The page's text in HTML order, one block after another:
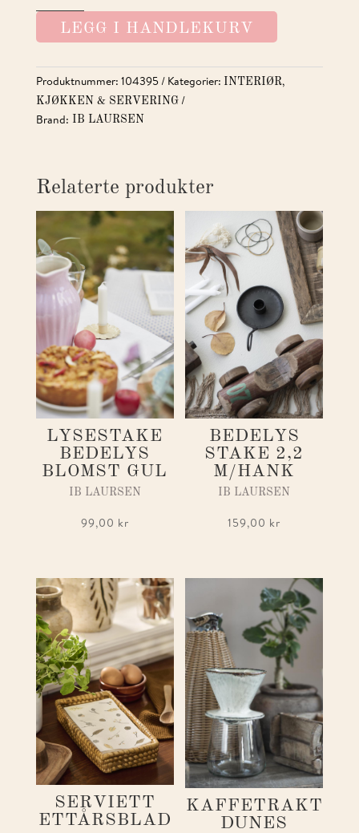
LEGG I HANDLEKURV
Produktnummer: 104395 Kategorier: INTERIØR,
KJØKKEN & SERVERING
Brand: IB LAURSEN
Relaterte produkter
LYSESTAKE
BEDELYS
BLOMST GUL
IB LAURSEN
99,00 kr
BEDELYS
STAKE 2,2
M/HANK
IB LAURSEN
159,00 kr
SERVIETT
ETTÅRSBLAD
KAFFETRAKT
DUNES